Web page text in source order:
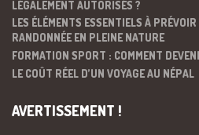
LÉGALEMENT AUTORISÉS ?
LES ÉLÉMENTS ESSENTIELS À
RANDONNÉE EN PLEINE NATURE
FORMATION SPORT : COMMENT
LE COÛT RÉEL D’UN VOYAGE AU NÉPAL
AVERTISSEMENT !